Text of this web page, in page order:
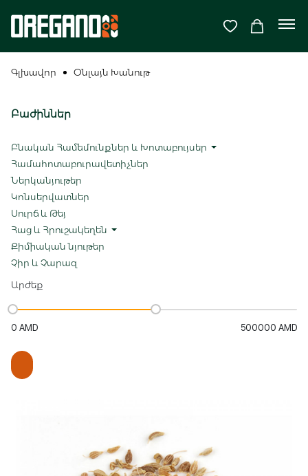
Գլխավոր Օնլայն Խանութ
Բաժիններ
Բնական Համեմունքներ և Խոտաբույսեր
Համահոտաբուրավետիչներ
Ներկանյութեր
Կոնսերվատներ
Սուրճ և Թեյ
Հաց և Հրուշակեղեն
Քիմիական նյութեր
Չիր և Չարազ
Արժեք
0 AMD 500000 AMD